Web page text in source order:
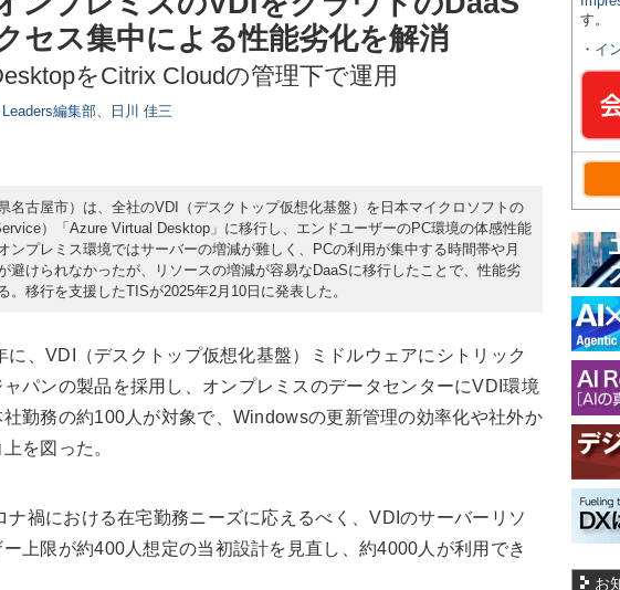
セス集中による性能劣化を解消
をCitrix Cloudの管理下で運用
Leaders編集部、日川 佳三
名古屋市）は、全社のVDI（デスクトップ仮想化基盤）を日本マイクロソフトの
）「Azure Virtual Desktop」に移行し、エンドユーザーのPC環境の体感性能
ンプレミス環境ではサーバーの増減が難しく、PCの利用が集中する時間帯や月
避けられなかったが、リソースの増減が容易なDaaSに移行したことで、性能劣
。移行を支援したTISが2025年2月10日に発表した。
、VDI（デスクトップ仮想化基盤）ミドルウェアにシトリック
パンの製品を採用し、オンプレミスのデータセンターにVDI環境
勤務の約100人が対象で、Windowsの更新管理の効率化や社外か
を図った。
禍における在宅勤務ニーズに応えるべく、VDIのサーバーリソ
上限が約400人想定の当初設計を見直し、約4000人が利用でき
す。
・ イ
お